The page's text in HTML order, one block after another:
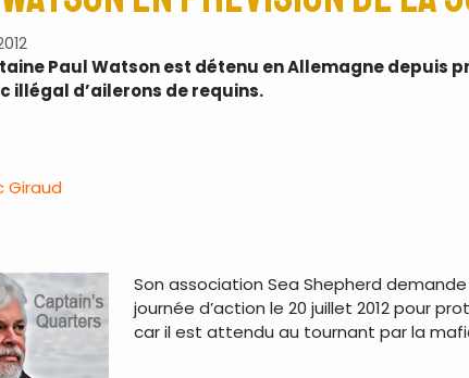
Paul Watson est détenu en Allemagne depuis
illégal d’ailerons de requins.
Giraud
Son association Sea Shepherd
journée d’action le 20 juillet 2012 pour
car il est attendu au tournant par la